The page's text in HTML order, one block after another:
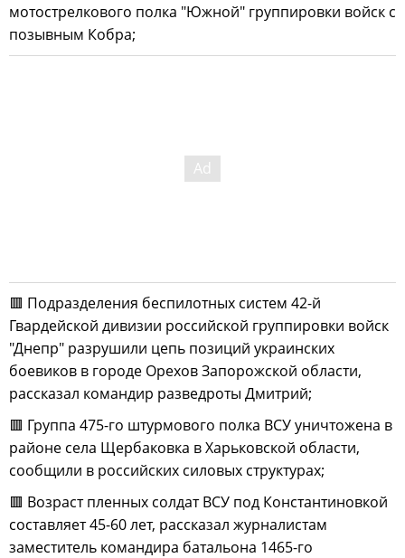
мотострелкового полка "Южной" группировки войск с
позывным Кобра;
🟥 Подразделения беспилотных систем 42-й
Гвардейской дивизии российской группировки войск
"Днепр" разрушили цепь позиций украинских
боевиков в городе Орехов Запорожской области,
рассказал командир разведроты Дмитрий;
🟥 Группа 475-го штурмового полка ВСУ уничтожена в
районе села Щербаковка в Харьковской области,
сообщили в российских силовых структурах;
🟥 Возраст пленных солдат ВСУ под Константиновкой
составляет 45-60 лет, рассказал журналистам
заместитель командира батальона 1465-го